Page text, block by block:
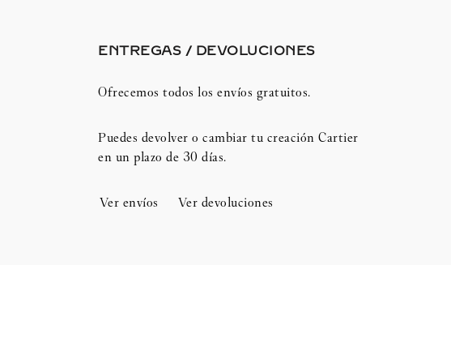
ENTREGAS / DEVOLUCIONES​
Ofrecemos todos los envíos gratuitos.
Puedes devolver o cambiar tu creación Cartier
en un plazo de 30 días.​
Ver envíos Ver devoluciones